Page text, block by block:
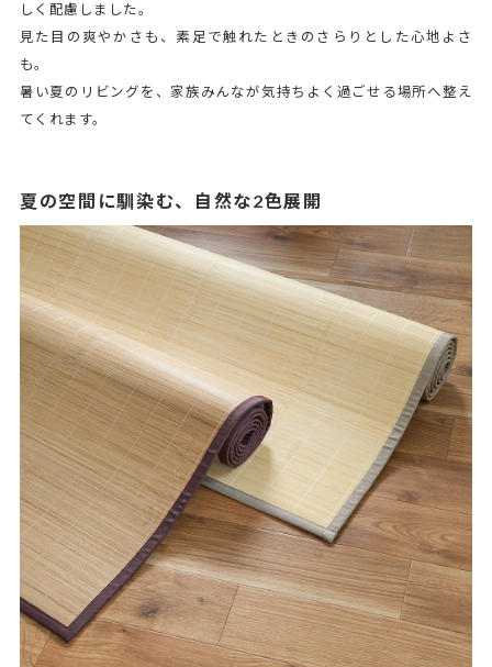
しく配慮しました。
見た目の爽やかさも、素足で触れたときのさらりとした心地よさ
も。
暑い夏のリビングを、家族みんなが気持ちよく過ごせる場所へ整え
てくれます。
夏の空間に馴染む、自然な2色展開